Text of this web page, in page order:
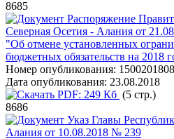
8685
Распоряжение
Северная Осетия - Алания от
"Об отмене установленных
бюджетных обязательств на 2018
Номер опубликования:
Дата опубликования: 23.08.2018
PDF: 249 Кб (5 стр.)
8686
Указ Главы
Алания от 10.08.2018 № 239